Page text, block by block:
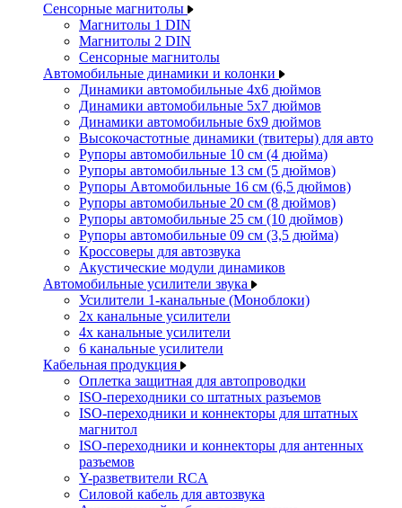
Сенсорные магнитолы
Магнитолы 1 DIN
Магнитолы 2 DIN
Сенсорные магнитолы
Автомобильные динамики и колонки
Динамики автомобильные 4x6 дюймов
Динамики автомобильные 5x7 дюймов
Динамики автомобильные 6x9 дюймов
Высокочастотные динамики (твитеры) для авто
Рупоры автомобильные 10 см (4 дюйма)
Рупоры автомобильные 13 см (5 дюймов)
Рупоры Автомобильные 16 см (6,5 дюймов)
Рупоры автомобильные 20 см (8 дюймов)
Рупоры автомобильные 25 см (10 дюймов)
Рупоры автомобильные 09 см (3,5 дюйма)
Кроссоверы для автозвука
Акустические модули динамиков
Автомобильные усилители звука
Усилители 1-канальные (Моноблоки)
2х канальные усилители
4х канальные усилители
6 канальные усилители
Кабельная продукция
Оплетка защитная для автопроводки
ISO-переходники со штатных разъемов
ISO-переходники и коннекторы для штатных
магнитол
ISO-переходники и коннекторы для антенных
разъемов
Y-разветвители RCA
Силовой кабель для автозвука